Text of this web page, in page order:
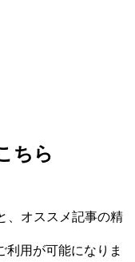
ちら
、オススメ記事の精
利用が可能になりま